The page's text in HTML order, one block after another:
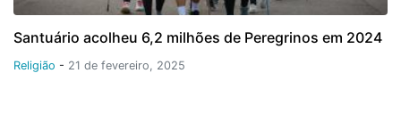
Santuário acolheu 6,2 milhões de Peregrinos em 2024
Religião - 21 de fevereiro, 2025